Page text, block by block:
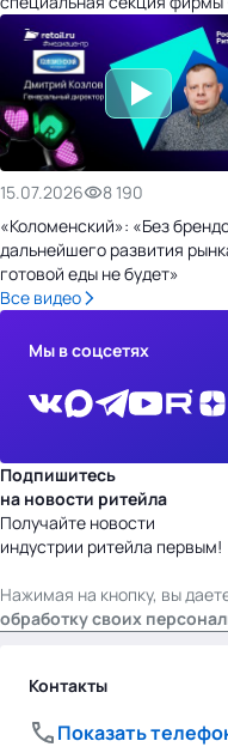
15.07.2026
8 190
«Коломенский»: «Без
дальнейшего развития
готовой еды не будет»
Все видео
Мы в соцсетях
Подпишитесь
на новости ритейла
Получайте новости
индустрии ритейла первым!
Нажимая на кнопку, вы
обработку своих
Контакты
Показать